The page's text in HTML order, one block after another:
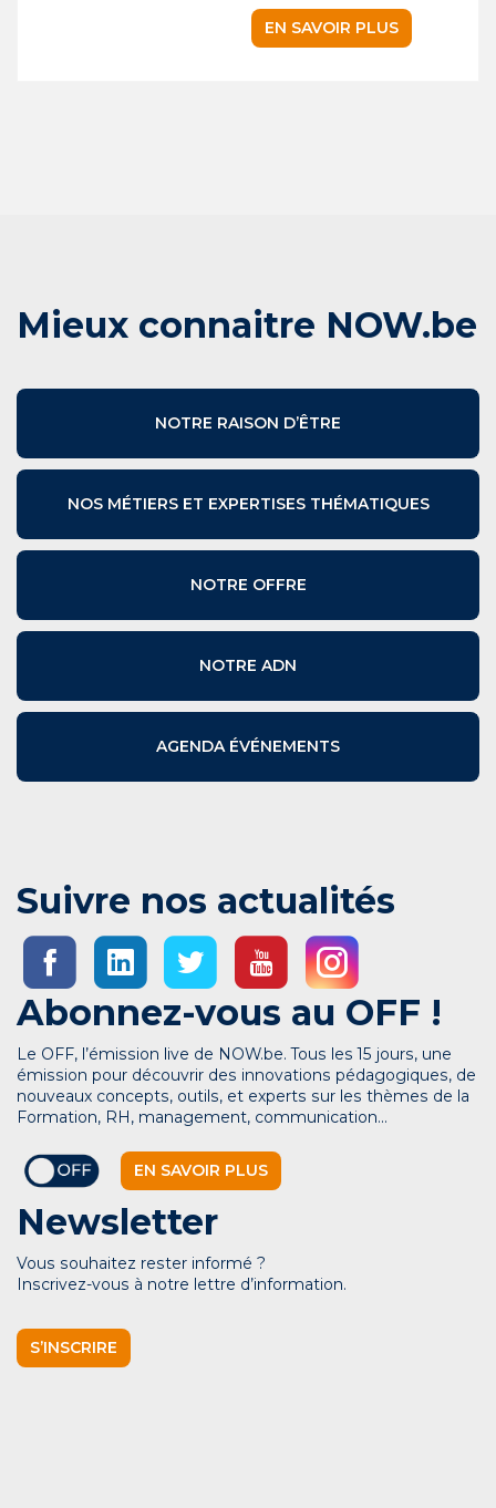
EN SAVOIR PLUS
Mieux connaitre NOW.be
NOTRE RAISON D’ÊTRE
NOS MÉTIERS ET EXPERTISES THÉMATIQUES
NOTRE OFFRE
NOTRE ADN
AGENDA ÉVÉNEMENTS
Suivre nos actualités
Abonnez-vous au OFF !
Le OFF, l’émission live de NOW.be. Tous les 15 jours, une
émission pour découvrir des innovations pédagogiques, de
nouveaux concepts, outils, et experts sur les thèmes de la
Formation, RH, management, communication…
EN SAVOIR PLUS
Newsletter
Vous souhaitez rester informé ?
Inscrivez-vous à notre lettre d’information.
S’INSCRIRE